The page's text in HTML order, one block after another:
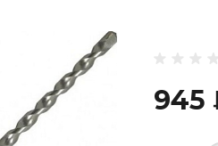
945